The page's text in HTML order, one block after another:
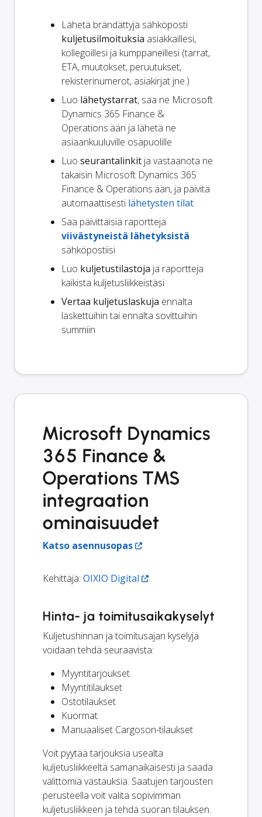
Lähetä brändättyjä sähköposti
kuljetusilmoituksia asiakkaillesi,
kollegoillesi ja kumppaneillesi (tarrat,
ETA, muutokset, peruutukset,
rekisterinumerot, asiakirjat jne.)
Luo lähetystarrat, saa ne Microsoft
Dynamics 365 Finance &
Operations:ään ja lähetä ne
asiaankuuluville osapuolille
Luo seurantalinkit ja vastaanota ne
takaisin Microsoft Dynamics 365
Finance & Operations:ään, ja päivitä
automaattisesti lähetysten tilat
Saa päivittäisiä raportteja
viivästyneistä lähetyksistä
sähköpostiisi
Luo kuljetustilastoja ja raportteja
kaikista kuljetusliikkeistäsi
Vertaa kuljetuslaskuja ennalta
laskettuihin tai ennalta sovittuihin
summiin
Microsoft Dynamics
365 Finance &
Operations TMS
integraation
ominaisuudet
Katso asennusopas
Kehittäjä: OIXIO Digital .
Hinta- ja toimitusaikakyselyt
Kuljetushinnan ja toimitusajan kyselyjä
voidaan tehdä seuraavista:
Myyntitarjoukset
Myyntitilaukset
Ostotilaukset
Kuormat
Manuaaliset Cargoson-tilaukset
Voit pyytää tarjouksia usealta
kuljetusliikkeeltä samanaikaisesti ja saada
välittömiä vastauksia. Saatujen tarjousten
perusteella voit valita sopivimman
kuljetusliikkeen ja tehdä suoran tilauksen.